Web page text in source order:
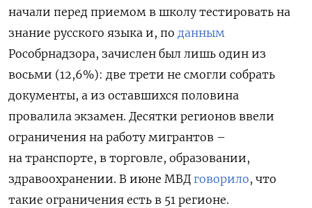
начали перед приемом в школу тестировать на
знание русского языка и, по данным
Рособрнадзора, зачислен был лишь один из
восьми (12,6%): две трети не смогли собрать
документы, а из оставшихся половина
провалила экзамен. Десятки регионов ввели
ограничения на работу мигрантов –
на транспорте, в торговле, образовании,
здравоохранении. В июне МВД говорило, что
такие ограничения есть в 51 регионе.